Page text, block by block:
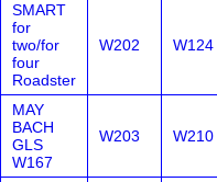
SMART
for
two/for
four
Roadster
W202 W124
MAY
BACH
GLS
W167
W203 W210